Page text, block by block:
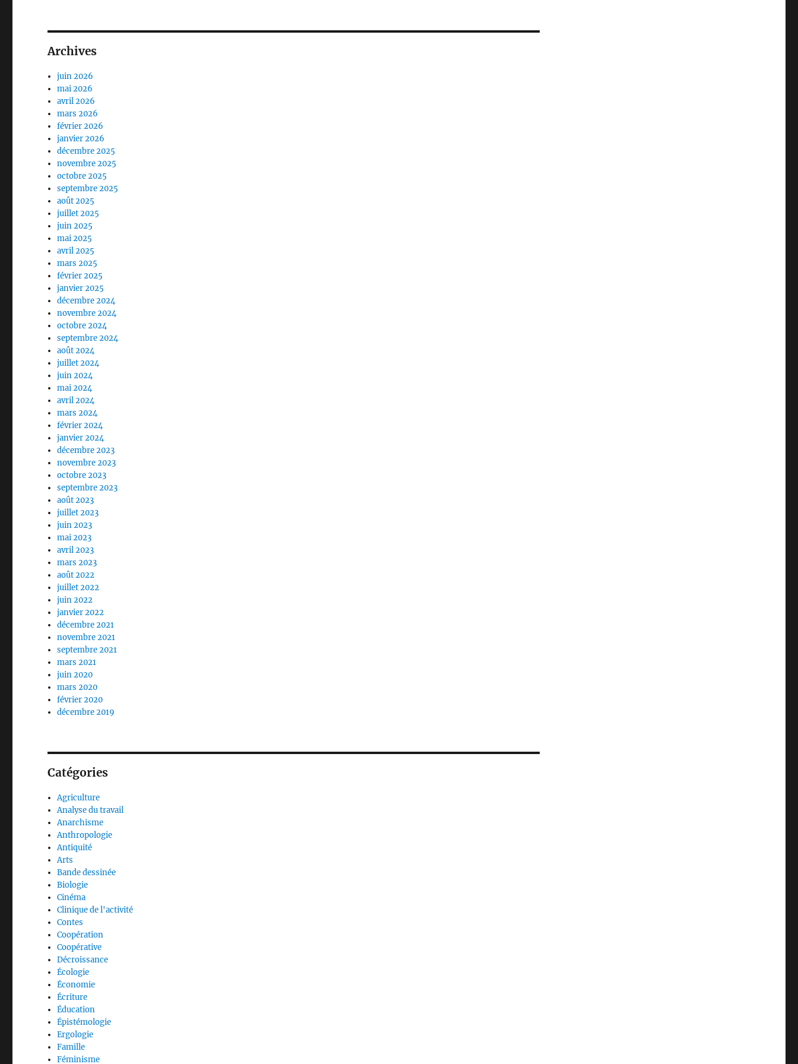
Archives
juin 2026
mai 2026
avril 2026
mars 2026
février 2026
janvier 2026
décembre 2025
novembre 2025
octobre 2025
septembre 2025
août 2025
juillet 2025
juin 2025
mai 2025
avril 2025
mars 2025
février 2025
janvier 2025
décembre 2024
novembre 2024
octobre 2024
septembre 2024
août 2024
juillet 2024
juin 2024
mai 2024
avril 2024
mars 2024
février 2024
janvier 2024
décembre 2023
novembre 2023
octobre 2023
septembre 2023
août 2023
juillet 2023
juin 2023
mai 2023
avril 2023
mars 2023
août 2022
juillet 2022
juin 2022
janvier 2022
décembre 2021
novembre 2021
septembre 2021
mars 2021
juin 2020
mars 2020
février 2020
décembre 2019
Catégories
Agriculture
Analyse du travail
Anarchisme
Anthropologie
Antiquité
Arts
Bande dessinée
Biologie
Cinéma
Clinique de l'activité
Contes
Coopération
Coopérative
Décroissance
Écologie
Économie
Écriture
Éducation
Épistémologie
Ergologie
Famille
Féminisme